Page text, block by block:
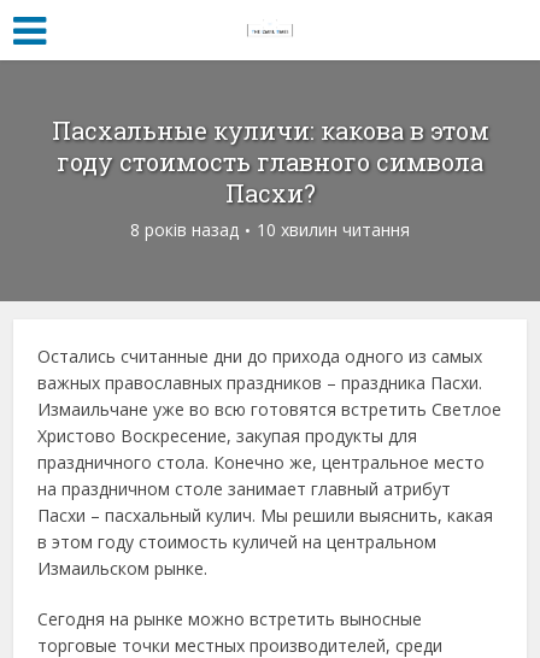
Пасхальные куличи: какова в этом
году стоимость главного символа
Пасхи?
8 років назад 10 хвилин читання
Остались считанные дни до прихода одного из самых
важных православных праздников – праздника Пасхи.
Измаильчане уже во всю готовятся встретить Светлое
Христово Воскресение, закупая продукты для
праздничного стола. Конечно же, центральное место
на праздничном столе занимает главный атрибут
Пасхи – пасхальный кулич. Мы решили выяснить, какая
в этом году стоимость куличей на центральном
Измаильском рынке.
Сегодня на рынке можно встретить выносные
торговые точки местных производителей, среди